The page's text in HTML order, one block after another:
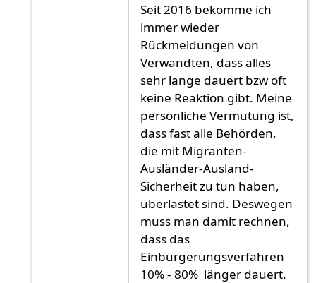
Seit 2016 bekomme ich
immer wieder
Rückmeldungen von
Verwandten, dass alles
sehr lange dauert bzw oft
keine Reaktion gibt. Meine
persönliche Vermutung ist,
dass fast alle Behörden,
die mit Migranten-
Ausländer-Ausland-
Sicherheit zu tun haben,
überlastet sind. Deswegen
muss man damit rechnen,
dass das
Einbürgerungsverfahren
10% - 80% länger dauert.